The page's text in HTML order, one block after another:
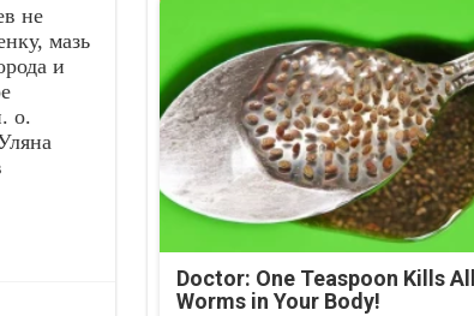
не
мазь
и
о.
Doctor: One Teaspoon Kills All
Worms in Your Body!